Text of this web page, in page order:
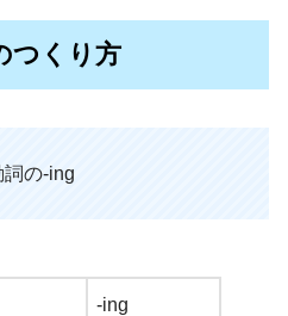
つくり方
詞の-ing
-ing